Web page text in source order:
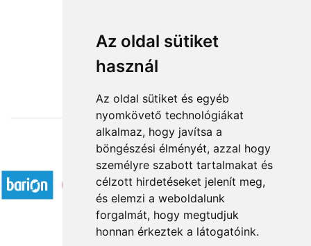
Az oldal sütiket
használ
Az oldal sütiket és egyéb
nyomkövető technológiákat
alkalmaz, hogy javítsa a
böngészési élményét, azzal hogy
személyre szabott tartalmakat és
célzott hirdetéseket jelenít meg,
és elemzi a weboldalunk
forgalmát, hogy megtudjuk
honnan érkeztek a látogatóink.
from HUF24,800
Accepted payment methods